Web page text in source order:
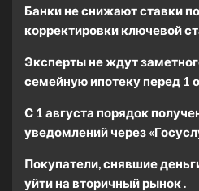
Банки не снижают ставки
корректировки ключевой
Эксперты не ждут
семейную ипотеку перед 1
С 1 августа порядок
уведомлений через
Покупатели, снявшие
уйти на вторичный рынок .